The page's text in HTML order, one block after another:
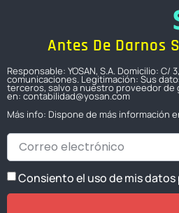
Antes De Darnos
Responsable: YOSAN, S.A. Domicilio:
comunicaciones. Legitimación: Sus
terceros, salvo a nuestro proveedor
en: contabilidad@yosan.com
Más info: Dispone de más información
Consiento el uso de mis